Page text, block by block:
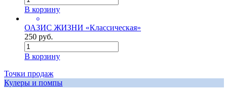
В корзину
ОАЗИС ЖИЗНИ «Классическая»
250 руб.
В корзину
Точки продаж
Кулеры и помпы